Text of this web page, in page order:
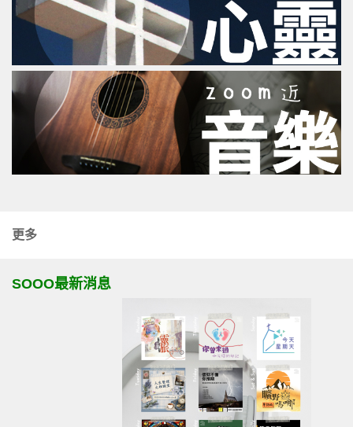
更多
SOOO最新消息